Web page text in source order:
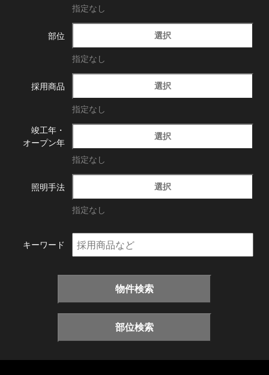
指定なし
部位 選択
指定なし
採用商品 選択
指定なし
竣工年・
オープン年
選択
指定なし
照明手法 選択
指定なし
キーワード
物件検索
部位検索